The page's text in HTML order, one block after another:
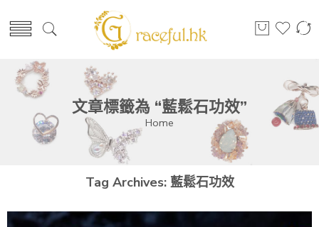
文章標籤為 “藍鬆石功效”
Home
Tag Archives: 藍鬆石功效